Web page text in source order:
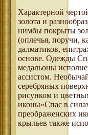
Характерной
золота и
нимбы покрыты
(оплечья, поручи,
далматиков,
основе. Одежды
медальоны
ассистом.
серебряных
рисунком и
иконы«Спас в
преображенских
крыльев также